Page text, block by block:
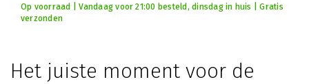
Op voorraad | Vandaag voor 21:00 besteld, dinsdag in huis | Gratis
verzonden
Het juiste moment voor de